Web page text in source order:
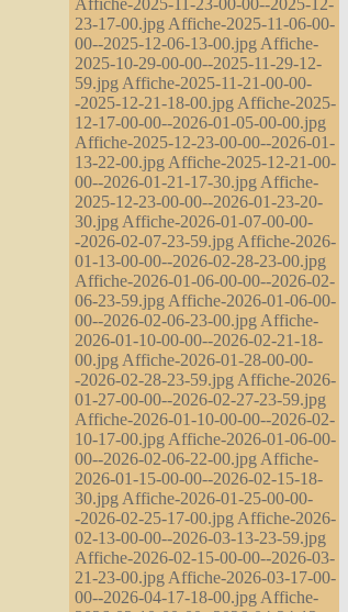
23-17-00.jpg Affiche-2025-11-06-00-
00--2025-12-06-13-00.jpg Affiche-
2025-10-29-00-00--2025-11-29-12-
59.jpg Affiche-2025-11-21-00-00-
-2025-12-21-18-00.jpg Affiche-2025-
12-17-00-00--2026-01-05-00-00.jpg
Affiche-2025-12-23-00-00--2026-01-
13-22-00.jpg Affiche-2025-12-21-00-
00--2026-01-21-17-30.jpg Affiche-
2025-12-23-00-00--2026-01-23-20-
30.jpg Affiche-2026-01-07-00-00-
-2026-02-07-23-59.jpg Affiche-2026-
01-13-00-00--2026-02-28-23-00.jpg
Affiche-2026-01-06-00-00--2026-02-
06-23-59.jpg Affiche-2026-01-06-00-
00--2026-02-06-23-00.jpg Affiche-
2026-01-10-00-00--2026-02-21-18-
00.jpg Affiche-2026-01-28-00-00-
-2026-02-28-23-59.jpg Affiche-2026-
01-27-00-00--2026-02-27-23-59.jpg
Affiche-2026-01-10-00-00--2026-02-
10-17-00.jpg Affiche-2026-01-06-00-
00--2026-02-06-22-00.jpg Affiche-
2026-01-15-00-00--2026-02-15-18-
30.jpg Affiche-2026-01-25-00-00-
-2026-02-25-17-00.jpg Affiche-2026-
02-13-00-00--2026-03-13-23-59.jpg
Affiche-2026-02-15-00-00--2026-03-
21-23-00.jpg Affiche-2026-03-17-00-
00--2026-04-17-18-00.jpg Affiche-